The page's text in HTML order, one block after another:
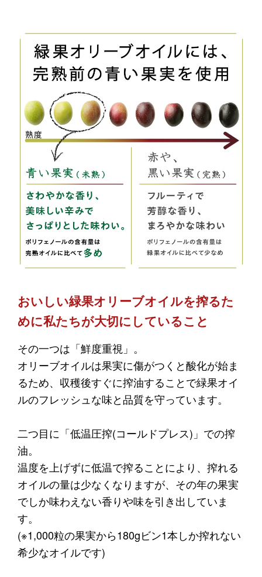
おいしい緑果オリーブオイルを搾るた
めに私たちが大切にしていること
その一つは「鮮度重視」。
オリーブオイルは果実に傷がつくと酸化が始ま
るため、収穫後すぐに搾油することで緑果オイ
ルのフレッシュな味と品質を守っています。
二つ目に「低温圧搾(コールドプレス)」での搾
油。
温度を上げずに低温で搾ることにより、搾れる
オイルの量は少なくなりますが、その年の果実
でしか味わえない香りや味を引き出していま
す。
(※1,000粒の果実から180gビン1本しか搾れない
希少なオイルです)